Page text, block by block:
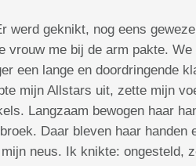
geknikt, nog eens
me bij de arm pakte.
een lange en doordringende
mijn Allstars uit, zette mijn
Langzaam bewogen haar
Daar bleven haar handen
neus. Ik knikte: ongesteld,